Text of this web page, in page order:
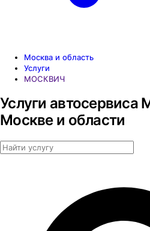
Москва и область
Услуги
МОСКВИЧ
Услуги
Москве и области